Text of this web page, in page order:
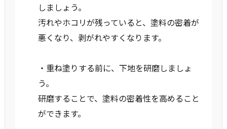
しましょう。
汚れやホコリが残っていると、塗料の密着が
悪くなり、剥がれやすくなります。
・重ね塗りする前に、下地を研磨しましょ
う。
研磨することで、塗料の密着性を高めること
ができます。